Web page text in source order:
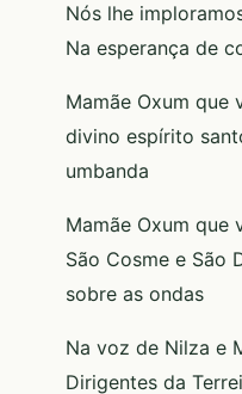
Nós lhe
Na esperança de
Mamãe Oxum que
divino espírito
umbanda
Mamãe Oxum que
São Cosme e São
sobre as ondas
Na voz de Nilza e
Dirigentes da